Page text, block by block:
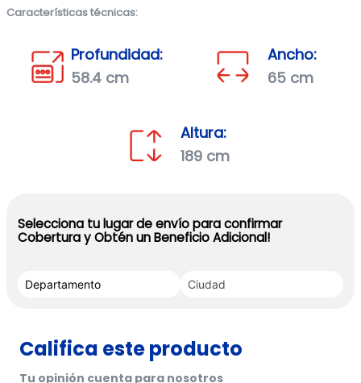
Características técnicas:
Profundidad:
58.4 cm
Ancho:
65 cm
Altura:
189 cm
Selecciona tu lugar de envío para confirmar
Cobertura y Obtén un Beneficio Adicional!